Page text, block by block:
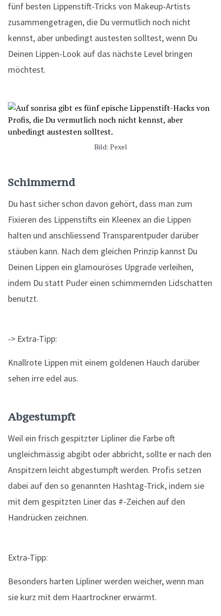
fünf besten Lippenstift-Tricks von Makeup-Artists
zusammengetragen, die Du vermutlich noch nicht
kennst, aber unbedingt austesten solltest, wenn Du
Deinen Lippen-Look auf das nächste Level bringen
möchtest.
Bild: Pexel
Schimmernd
Du hast sicher schon davon gehört, dass man zum
Fixieren des Lippenstifts ein Kleenex an die Lippen
halten und anschliessend Transparentpuder darüber
stäuben kann. Nach dem gleichen Prinzip kannst Du
Deinen Lippen ein glamouröses Upgrade verleihen,
indem Du statt Puder einen schimmernden Lidschatten
benutzt.
-> Extra-Tipp:
Knallrote Lippen mit einem goldenen Hauch darüber
sehen irre edel aus.
Abgestumpft
Weil ein frisch gespitzter Lipliner die Farbe oft
ungleichmässig abgibt oder abbricht, sollte er nach den
Anspitzern leicht abgestumpft werden. Profis setzen
dabei auf den so genannten Hashtag-Trick, indem sie
mit dem gespitzten Liner das #-Zeichen auf den
Handrücken zeichnen.
Extra-Tipp:
Besonders harten Lipliner werden weicher, wenn man
sie kurz mit dem Haartrockner erwärmt.